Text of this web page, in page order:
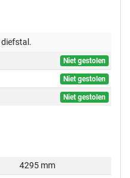
diefstal.
Niet gestolen
Niet gestolen
Niet gestolen
4295 mm